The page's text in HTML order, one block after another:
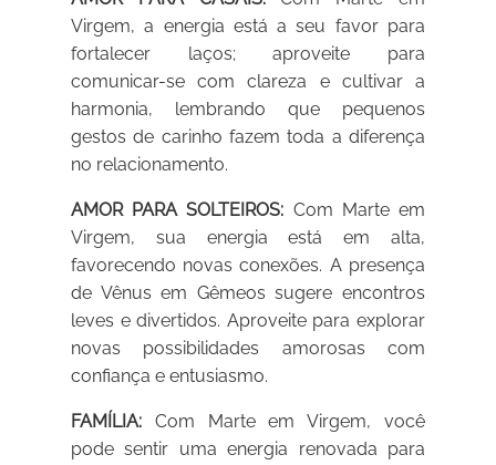
Virgem, a energia está a seu favor para
fortalecer laços; aproveite para
comunicar-se com clareza e cultivar a
harmonia, lembrando que pequenos
gestos de carinho fazem toda a diferença
no relacionamento.
AMOR PARA SOLTEIROS: Com Marte em
Virgem, sua energia está em alta,
favorecendo novas conexões. A presença
de Vênus em Gêmeos sugere encontros
leves e divertidos. Aproveite para explorar
novas possibilidades amorosas com
confiança e entusiasmo.
FAMÍLIA: Com Marte em Virgem, você
pode sentir uma energia renovada para